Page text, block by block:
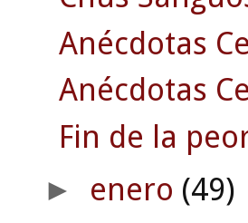
Anécdotas
Anécdotas
Fin de la
► enero (49)